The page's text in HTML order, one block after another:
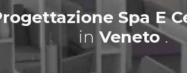
Spa E
in Veneto.